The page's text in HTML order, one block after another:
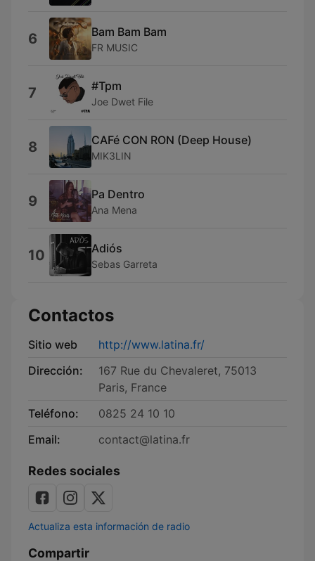
6 Bam Bam Bam
FR MUSIC
7 #Tpm
Joe Dwet File
8 CAFé CON RON (Deep House)
MIK3LIN
9 Pa Dentro
Ana Mena
10 Adiós
Sebas Garreta
Contactos
Sitio web
http://www.latina.fr/
Dirección:
167 Rue du Chevaleret, 75013
Paris, France
Teléfono:
0825 24 10 10
Email:
contact@latina.fr
Redes sociales
Actualiza esta información de radio
Compartir